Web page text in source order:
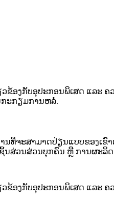
ອງກັບອຸປະກອນພິເສດ ແລະ
ກະກຽມການຫລໍ່.
ທີ່ຈະສາມາດປ່ຽນແບບຂອງເຂົ
ຊິ້ນສ່ວນສ່ວນບຸກຄົນ ຫຼື ການຜ
ອງກັບອຸປະກອນພິເສດ ແລະ ຄ